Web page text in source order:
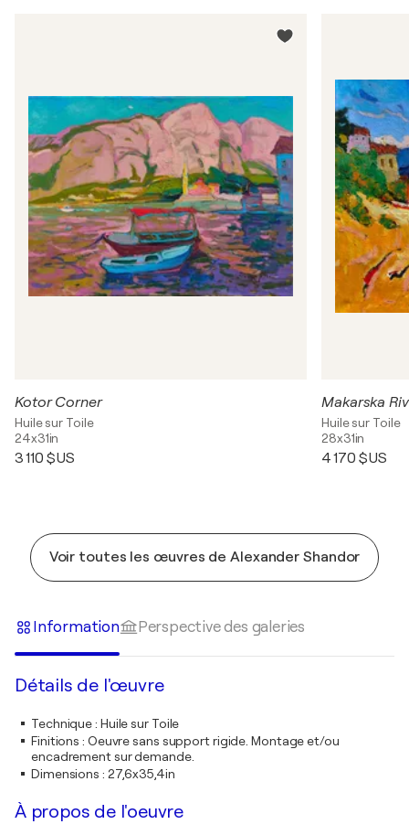
Kotor Corner
Huile sur Toile
24x31in
3 110 $US
Makarska
Huile sur Toile
28x31in
4 170 $US
Voir toutes les œuvres de Alexander Shandor
Information Perspective des galeries
Détails de l'œuvre
Technique: Huile sur Toile
Finitions : Oeuvre sans support rigide. Montage et/ou
encadrement sur demande.
Dimensions : 27,6x35,4in
À propos de l'oeuvre